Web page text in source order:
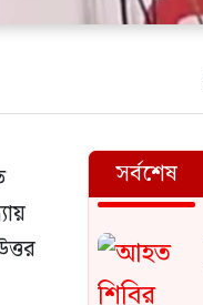
সর্বশেষ